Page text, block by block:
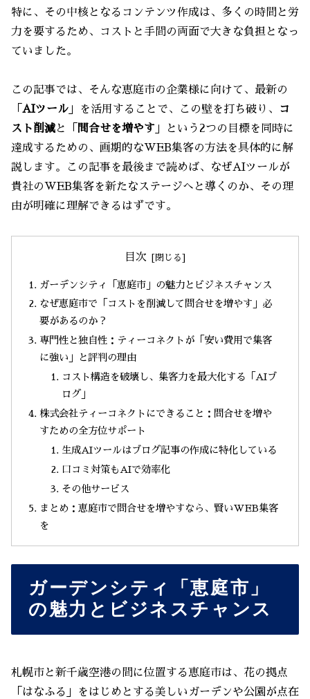
特に、その中核となるコンテンツ作成は、多くの時間と労
力を要するため、コストと手間の両面で大きな負担となっ
ていました。
この記事では、そんな恵庭市の企業様に向けて、最新の
「 AIツール 」を活用することで、この壁を打ち破り、
コ
スト削減と「 問合せを増やす 」という2つの目標を同時に
達成するための、画期的なWEB集客の方法を具体的に解
説します。この記事を最後まで読めば、なぜAIツールが
貴社のWEB集客を新たなステージへと導くのか、その理
由が明確に理解できるはずです。
目次
ガーデンシティ「恵庭市」の魅力とビジネスチャンス
なぜ恵庭市で「コストを削減して問合せを増やす」必
要があるのか？
専門性と独自性：ティーコネクトが「安い費用で集客
に強い」と評判の理由
コスト構造を破壊し、集客力を最大化する「AIブ
ログ」
株式会社ティーコネクトにできること：問合せを増や
すための全方位サポート
生成AIツールはブログ記事の作成に特化している
口コミ対策もAIで効率化
その他サービス
まとめ：恵庭市で問合せを増やすなら、賢いWEB集客
を
ガーデンシティ「恵庭市」
の魅力とビジネスチャンス
札幌市と新千歳空港の間に位置する恵庭市は、花の拠点
「はなふる」をはじめとする美しいガーデンや公園が点在